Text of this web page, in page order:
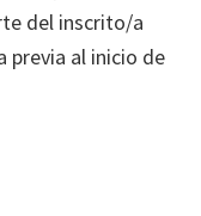
del inscrito/a
previa al inicio de